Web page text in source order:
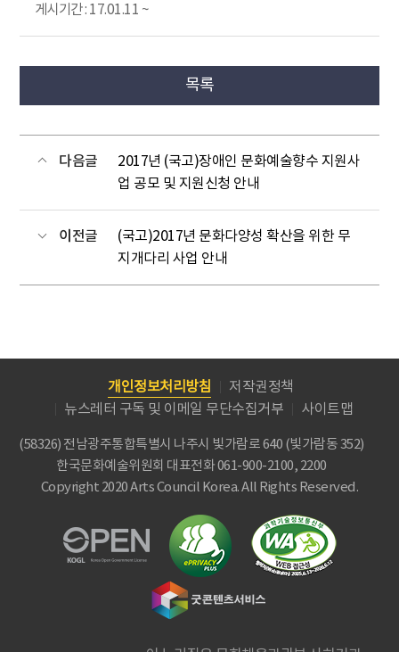
게시기간 : 17.01.11 ~
목록
다음글
2017년 (국고)장애인 문화예술향수 지원사
업 공모 및 지원신청 안내
이전글
(국고)2017년 문화다양성 확산을 위한 무
지개다리 사업 안내
개인정보처리방침
저작권정책
뉴스레터 구독 및 이메일 무단수집거부
사이트맵
(58326) 전남광주통합특별시 나주시 빛가람로 640 (빛가람동 352)
한국문화예술위원회 대표전화 061-900-2100, 2200
Copyright 2020 Arts Council Korea. All Rights Reserved.